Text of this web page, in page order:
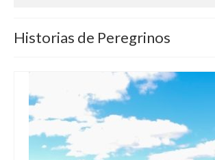
Internet no Caminho
SUPER Dicas
Camera Fotografica
Historias de Peregrinos